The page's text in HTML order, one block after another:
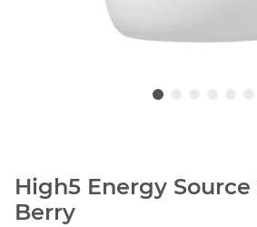
High5 Energy Source
Berry